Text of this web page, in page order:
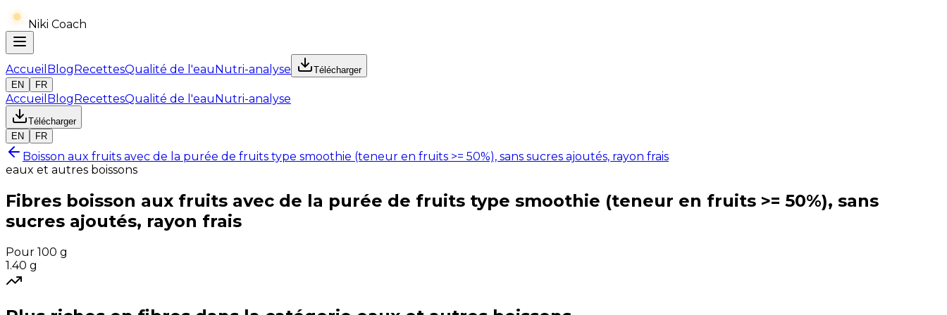
Niki Coach
Accueil BlogRecettesQualité de l'eauNutri-analyse
Télécharger
EN
FR
Accueil BlogRecettesQualité de l'eauNutri-analyse
Télécharger
EN
FR
Boisson aux fruits avec de la purée de fruits type smoothie (teneur en fruits >= 50%), sans sucres ajoutés, rayon frais
eaux et autres boissons
Fibres boisson aux fruits avec de la purée de fruits type smoothie (teneur en fruits >= 50%), sans
sucres ajoutés, rayon frais
Pour 100 g
1.40 g